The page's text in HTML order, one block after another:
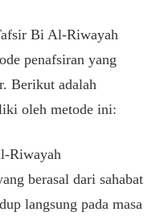
Bi Al-Riwayah
penafsiran yang
Berikut adalah
oleh metode ini:
Riwayah
berasal dari sahabat
langsung pada masa